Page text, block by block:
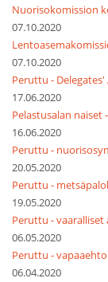
Nuorisokomission
07.10.2020
07.10.2020
Peruttu - Delegates'
17.06.2020
Pelastusalan
16.06.2020
Peruttu -
20.05.2020
Peruttu -
19.05.2020
Peruttu -
06.05.2020
Peruttu -
06.04.2020